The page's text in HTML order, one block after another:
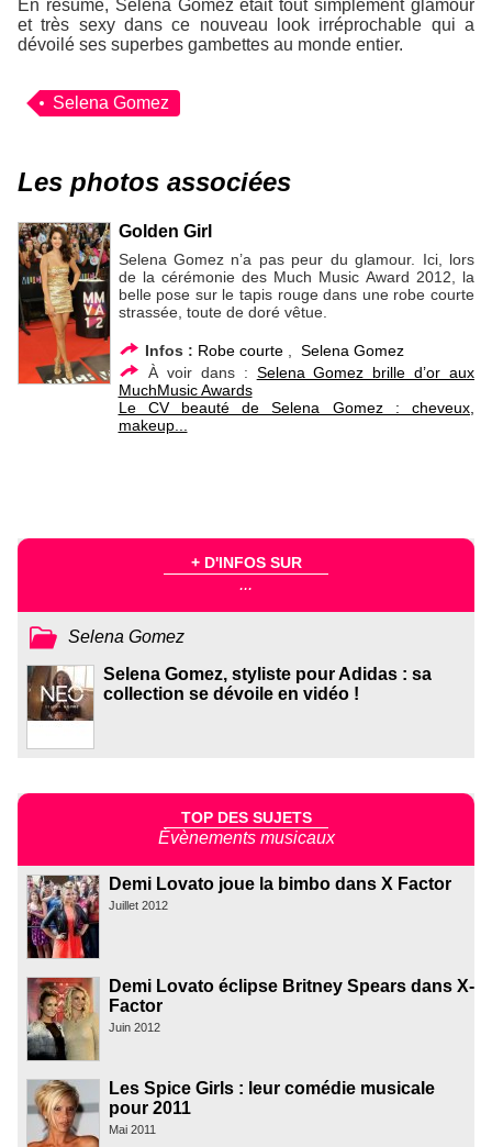
En résumé, Selena Gomez était tout simplement glamour
et très sexy dans ce nouveau look irréprochable qui a
dévoilé ses superbes gambettes au monde entier.
Selena Gomez
Les photos associées
Golden Girl
Selena Gomez n’a pas peur du glamour. Ici, lors
de la cérémonie des Much Music Award 2012, la
belle pose sur le tapis rouge dans une robe courte
strassée, toute de doré vêtue.
Infos : Robe courte, Selena Gomez
À voir dans : Selena Gomez brille d’or aux
MuchMusic Awards
Le CV beauté de Selena Gomez : cheveux,
makeup...
+ D'INFOS SUR
...
Selena Gomez
Selena Gomez, styliste pour Adidas : sa
collection se dévoile en vidéo !
TOP DES SUJETS
Évènements musicaux
Demi Lovato joue la bimbo dans X Factor
Juillet 2012
Demi Lovato éclipse Britney Spears dans X-
Factor
Juin 2012
Les Spice Girls : leur comédie musicale
pour 2011
Mai 2011